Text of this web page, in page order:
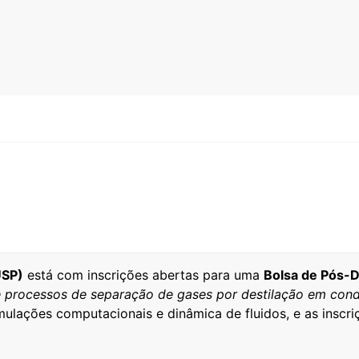
está com inscrições abertas para uma Bolsa de Pós-
de separação de gases por destilação em
computacionais e dinâmica de fluidos, e as